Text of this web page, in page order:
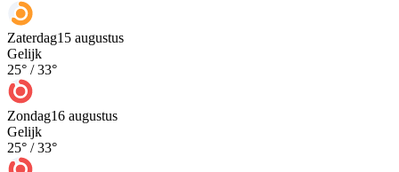
Zaterdag15 augustus
Gelijk
25° /33°
Zondag16 augustus
Gelijk
25° /33°